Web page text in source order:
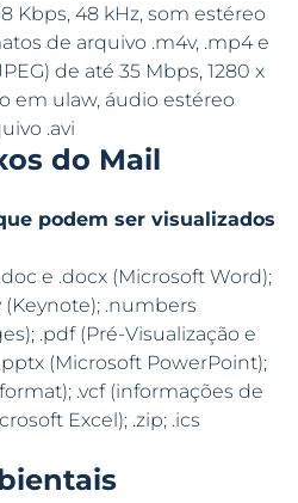
Kbps, 48 kHz, som estéreo
de arquivo .m4v, .mp4 e
de até 35 Mbps, 1280 x
em ulaw, áudio estéreo
.avi
do Mail
podem ser visualizados
e .docx (Microsoft Word);
(Keynote); .numbers
.pdf (Pré-Visualização e
(Microsoft PowerPoint);
.vcf (informações de
Excel); .zip; .ics